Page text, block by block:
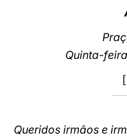
Quinta-
[
Queridos irmãos e